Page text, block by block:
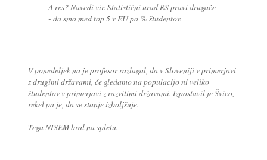
A res? Navedi vir. Statistični urad RS pravi drugače
- da smo med top 5 v EU po % študentov.
V ponedeljek na je profesor razlagal, da v Sloveniji v primerjavi
z drugimi državami, če gledamo na populacijo ni veliko
študentov v primerjavi z razvitimi državami. Izpostavil je Švico,
rekel pa je, da se stanje izboljšuje.
Tega NISEM bral na spletu.